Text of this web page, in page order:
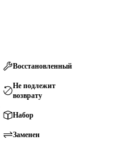
Восстановленный
Не подлежит
возврату
Набор
Заменен